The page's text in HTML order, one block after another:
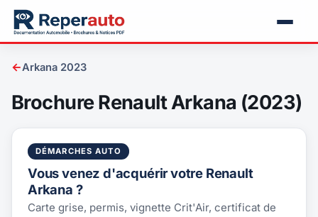
←Arkana 2023
Brochure Renault Arkana (2023)
DÉMARCHES AUTO
Vous venez d'acquérir votre Renault
Arkana ?
Carte grise, permis, vignette Crit'Air, certificat de